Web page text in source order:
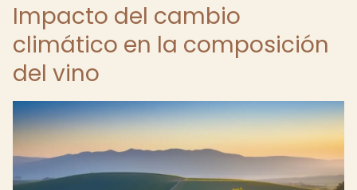
Impacto del cambio
climático en la composición
del vino